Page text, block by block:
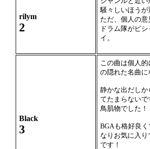
rilym
2
騒々しいほう
ただ、個人の
ドラム隊がピ
イ。
Black
3
この曲は個人
の隠れた名曲
静かな出だし
てたまらない
鳥肌物でした！
BGAも格好良
なりお気に入
です！